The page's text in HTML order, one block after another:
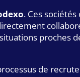
. Ces
proches
de